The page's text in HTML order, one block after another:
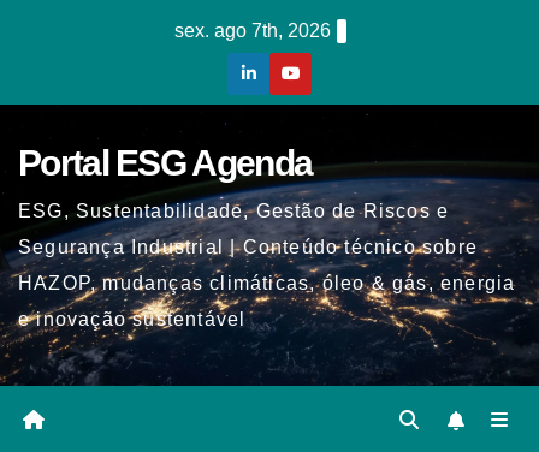
sex. ago 7th, 2026
Portal ESG Agenda
ESG, Sustentabilidade, Gestão de Riscos e
Segurança Industrial | Conteúdo técnico sobre
HAZOP, mudanças climáticas, óleo & gás, energia
e inovação sustentável